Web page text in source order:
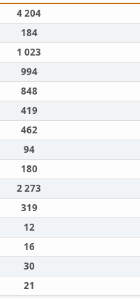
4 204
184
1 023
994
848
419
462
94
180
2 273
319
12
16
30
21